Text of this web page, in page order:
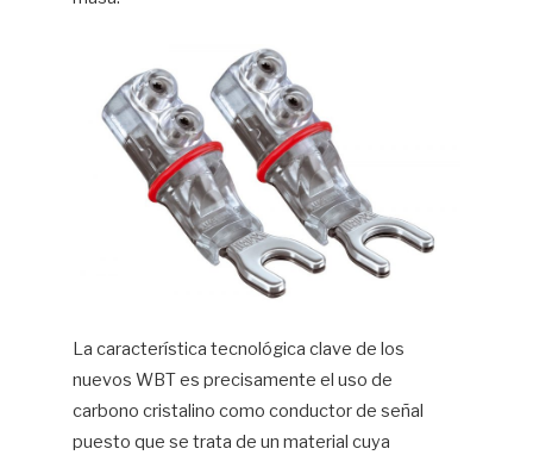
La característica tecnológica clave de los
nuevos WBT es precisamente el uso de
carbono cristalino como conductor de señal
puesto que se trata de un material cuya